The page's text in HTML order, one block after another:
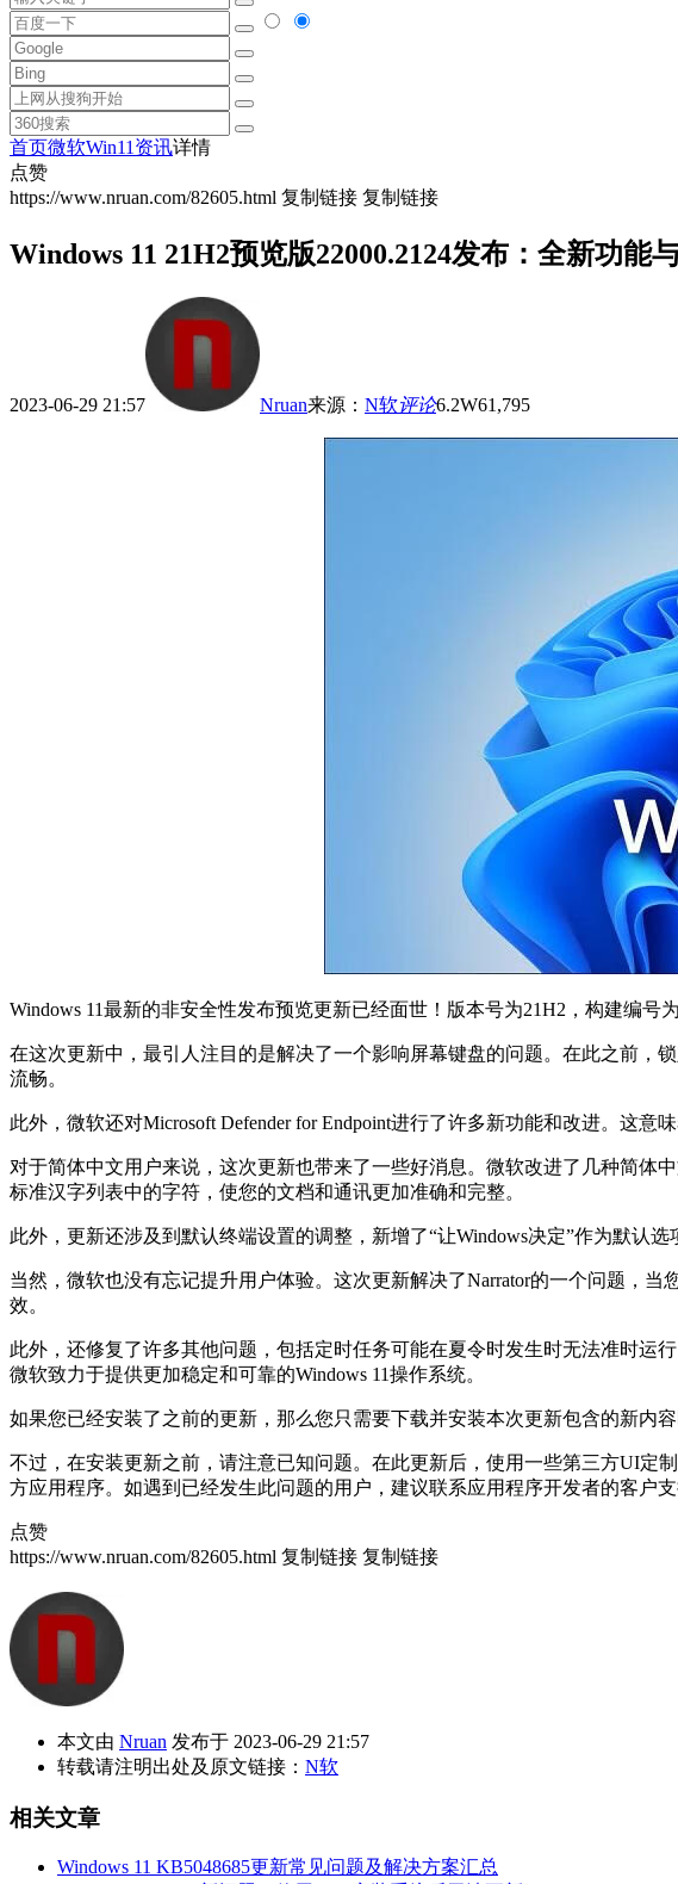
首页微软Win11资讯详情
点赞
https://www.nruan.com/82605.html 复制链接 复制链接
Windows 11 21H2预览版22000.2124发布：全新功能
2023-06-29 21:57 Nruan来源 ： N软评论6.2W61,795
Windows 11最新的非安全性发布预览更新已经面世！版本号为21H2，构建编号
在这次更新中，最引人注目的是解决了一个影响屏幕键盘的问题。在此之前，
流畅。
此外，微软还对Microsoft Defender for Endpoint进行了许多新功能和改进。这
对于简体中文用户来说，这次更新也带来了一些好消息。微软改进了几种简体
标准汉字列表中的字符，使您的文档和通讯更加准确和完整。
此外，更新还涉及到默认终端设置的调整，新增了“让Windows决定”作为默认
当然，微软也没有忘记提升用户体验。这次更新解决了Narrator的一个问题，
效。
此外，还修复了许多其他问题，包括定时任务可能在夏令时发生时无法准时运
微软致力于提供更加稳定和可靠的Windows 11操作系统。
如果您已经安装了之前的更新，那么您只需要下载并安装本次更新包含的新内
不过，在安装更新之前，请注意已知问题。在此更新后，使用一些第三方UI定
方应用程序。如遇到已经发生此问题的用户，建议联系应用程序开发者的客户
点赞
https://www.nruan.com/82605.html 复制链接 复制链接
本文由 Nruan 发布于 2023-06-29 21:57
转载请注明出处及原文链接： N软
相关文章
Windows 11 KB5048685更新常见问题及解决方案汇总